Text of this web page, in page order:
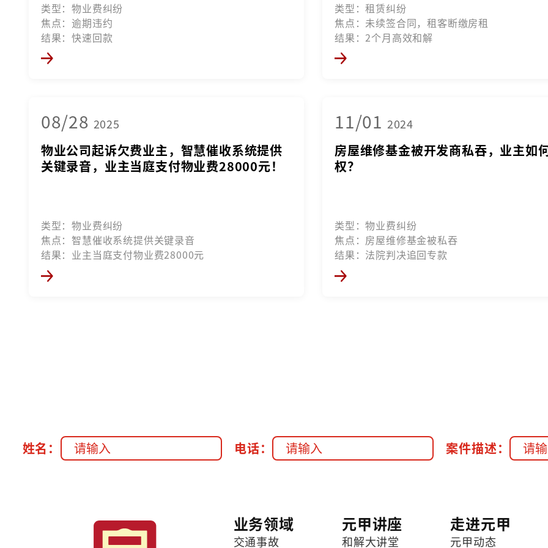
类型：物业费纠纷
焦点：逾期违约
结果：快速回款
类型：租赁纠纷
焦点：未续签合同，租客断缴房租
结果：2个月高效和解
08/28 2025
物业公司起诉欠费业主，智慧催收系统提供
关键录音，业主当庭支付物业费28000元！
类型：物业费纠纷
焦点：智慧催收系统提供关键录音
结果：业主当庭支付物业费28000元
11/01 2024
房屋维修基金被开发商私吞，业主如
权？
类型：物业费纠纷
焦点：房屋维修基金被私吞
结果：法院判决追回专款
姓名： 电话： 案件描述：
业务领域
交通事故
元甲讲座
和解大讲堂
走进元甲
元甲动态